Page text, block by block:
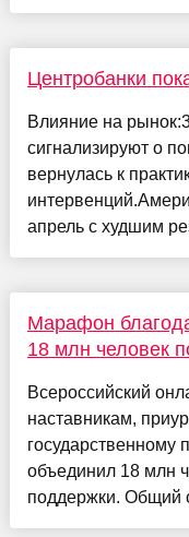
Центробанки
Влияние на
сигнализируют о
вернулась к
апрель с худшим
Марафон
18 млн человек
Всероссийский
наставникам,
государственному
объединил 18 млн
поддержки. Общий